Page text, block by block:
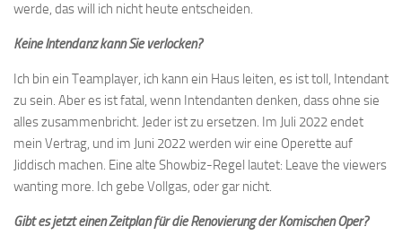
werde, das will ich nicht heute entscheiden.
Keine Intendanz kann Sie verlocken?
Ich bin ein Teamplayer, ich kann ein Haus leiten, es ist toll, Intendant
zu sein. Aber es ist fatal, wenn Intendanten denken, dass ohne sie
alles zusammenbricht. Jeder ist zu ersetzen. Im Juli 2022 endet
mein Vertrag, und im Juni 2022 werden wir eine Operette auf
Jiddisch machen. Eine alte Showbiz-Regel lautet: Leave the viewers
wanting more. Ich gebe Vollgas, oder gar nicht.
Gibt es jetzt einen Zeitplan für die Renovierung der Komischen Oper?